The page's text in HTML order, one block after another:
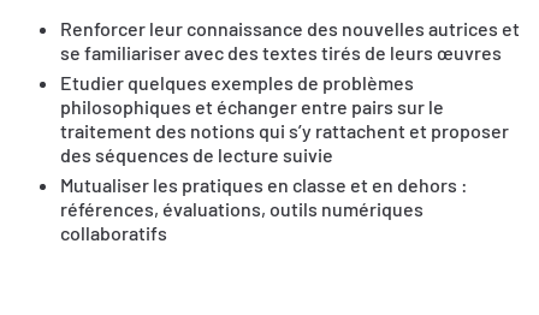
Renforcer leur connaissance des nouvelles autrices et
se familiariser avec des textes tirés de leurs œuvres
Etudier quelques exemples de problèmes
philosophiques et échanger entre pairs sur le
traitement des notions qui s’y rattachent et proposer
des séquences de lecture suivie
Mutualiser les pratiques en classe et en dehors :
références, évaluations, outils numériques
collaboratifs